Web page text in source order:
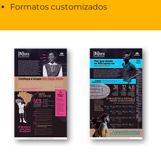
Formatos customizados